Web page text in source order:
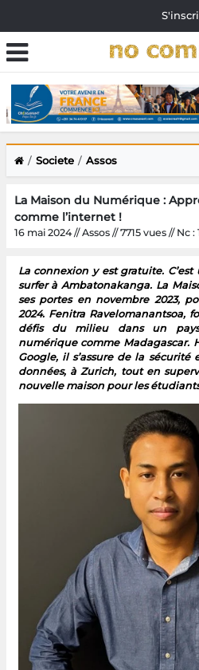
Societe Assos
La Maison du Numérique :
comme l’internet !
16 mai 2024 // Assos // 7715 vues // Nc :
La connexion y est gratuite.
surfer à Ambatonakanga. La
ses portes en novembre 2023,
2024. Fenitra Ravelomanantsoa,
défis du milieu dans un
numérique comme Madagascar.
Google, il s’assure de la
données, à Zurich, tout en
nouvelle maison pour les